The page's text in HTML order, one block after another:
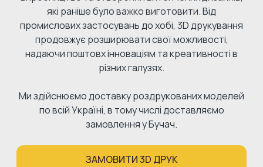
які раніше було важко виготовити. Від
промислових застосувань до хобі, 3D друкування
продовжує розширювати свої можливості,
надаючи поштовх інноваціям та креативності в
різних галузях.
Ми здійснюємо доставку роздрукованих моделей
по всій Україні, в тому числі доставляємо
замовлення у Бучач.
ЗАМОВИТИ 3D ДРУК